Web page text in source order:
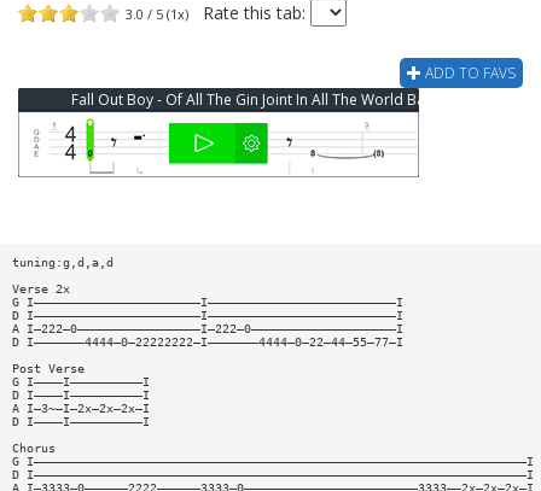
3.0 / 5 (1x) Rate this tab:
ADD TO FAVS
Fall Out Boy - Of All The Gin Joint In All The World Bass Tab
tuning:g,d,a,d
Verse 2x
G I———————————————————————I——————————————————————————I
D I———————————————————————I——————————————————————————I
A I—222—0—————————————————I—222—0————————————————————I
D I———————4444—0—22222222—I———————4444—0—22—44—55—77—I
Post Verse
G I————I——————————I
D I————I——————————I
A I—3~—I—2x—2x—2x—I
D I————I——————————I
Chorus
G I————————————————————————————————————————————————————————————————————I
D I————————————————————————————————————————————————————————————————————I
A I—3333—0——————2222——————3333—0————————————————————————3333——2x—2x—2x—I